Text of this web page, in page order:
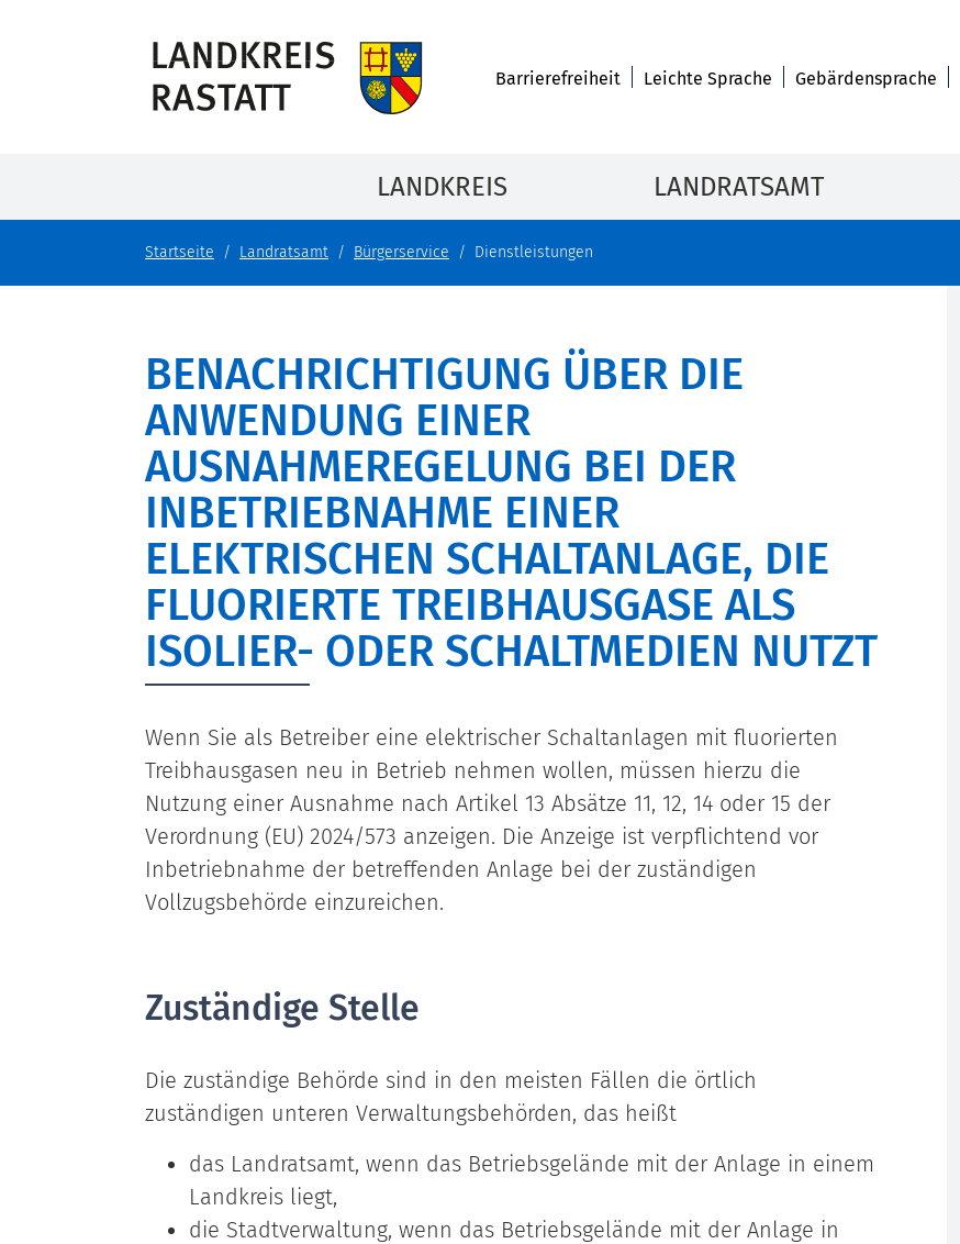
Barrierefreiheit Leichte Sprache Gebärdensprache
LANDKREIS LANDRATSAMT
Startseite Landratsamt Bürgerservice Dienstleistungen
BENACHRICHTIGUNG ÜBER DIE
ANWENDUNG EINER
AUSNAHMEREGELUNG BEI DER
INBETRIEBNAHME EINER
ELEKTRISCHEN SCHALTANLAGE, DIE
FLUORIERTE TREIBHAUSGASE ALS
ISOLIER- ODER SCHALTMEDIEN NUTZT
Wenn Sie als Betreiber eine elektrischer Schaltanlagen mit fluorierten
Treibhausgasen neu in Betrieb nehmen wollen, müssen hierzu die
Nutzung einer Ausnahme nach Artikel 13 Absätze 11, 12, 14 oder 15 der
Verordnung (EU) 2024/573 anzeigen. Die Anzeige ist verpflichtend vor
Inbetriebnahme der betreffenden Anlage bei der zuständigen
Vollzugsbehörde einzureichen.
Zuständige Stelle
Die zuständige Behörde sind in den meisten Fällen die örtlich
zuständigen unteren Verwaltungsbehörden, das heißt
das Landratsamt, wenn das Betriebsgelände mit der Anlage in einem
Landkreis liegt,
die Stadtverwaltung, wenn das Betriebsgelände mit der Anlage in